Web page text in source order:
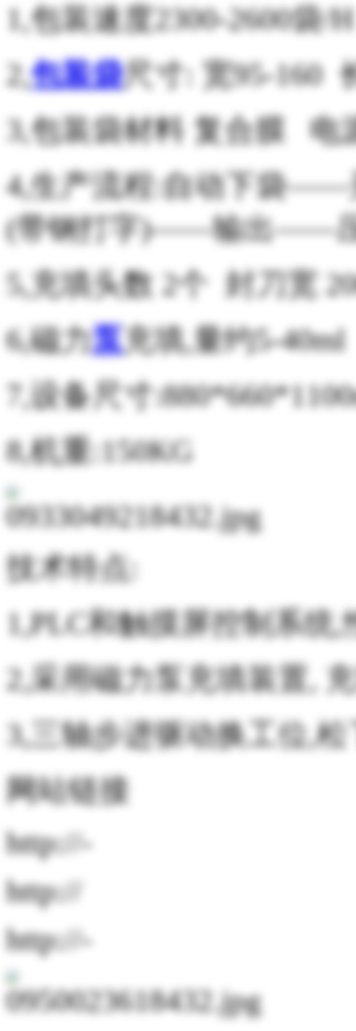
1,包装速度2300-2600
2,包装袋尺寸: 宽95-160
3,包装袋材料 复合膜
4,生产流程:自动下袋
(带钢打字)——输出——
5,充填头数 2个 封刀宽
6,磁力泵充填,量约5-40ml
7,设备尺寸
8,机重:150KG
技术特点:
1,PLC和触摸屏控制系统
2,采用磁力泵充填装置,
3,三轴步进驱动换工位,
网站链接
http://-
http://
http://-